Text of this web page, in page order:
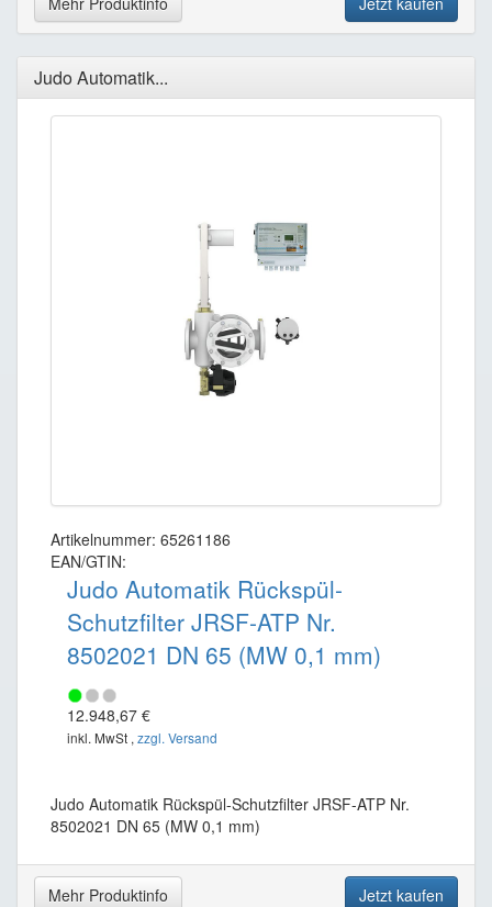
Judo Automatik...
Artikelnummer: 65261186
EAN/GTIN:
Judo Automatik Rückspül-
Schutzfilter JRSF-ATP Nr.
8502021 DN 65 (MW 0,1 mm)
12.948,67 €
inkl. MwSt , zzgl. Versand
Judo Automatik Rückspül-Schutzfilter JRSF-ATP Nr.
8502021 DN 65 (MW 0,1 mm)
Mehr Produktinfo Jetzt kaufen